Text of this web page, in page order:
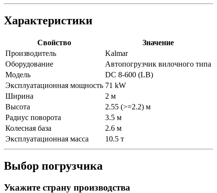
Характеристики
Свойство
Значение
Производитель
Kalmar
Оборудование
Автопогрузчик вилочного типа
Модель
DC 8-600 (LB)
Эксплуатационная мощность 71 kW
Ширина
2 м
Высота
2.55 (>=2.2) м
Радиус поворота
3.5 м
Колесная база
2.6 м
Эксплуатационная масса
10.5 т
Выбор погрузчика
Укажите страну производства